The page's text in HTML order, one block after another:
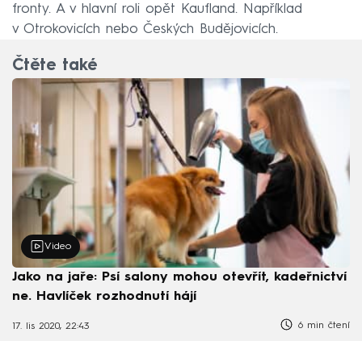
fronty. A v hlavní roli opět Kaufland. Například
v Otrokovicích nebo Českých Budějovicích.
Čtěte také
Video
Jako na jaře: Psí salony mohou otevřít, kadeřnictví
ne. Havlíček rozhodnutí hájí
17. lis 2020, 22:43 6 min čtení